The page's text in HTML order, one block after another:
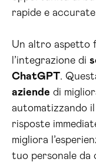
rapide e
Un altro aspetto
l’integrazione di
ChatGPT.
aziende di
automatizzando
risposte
migliora
tuo personale